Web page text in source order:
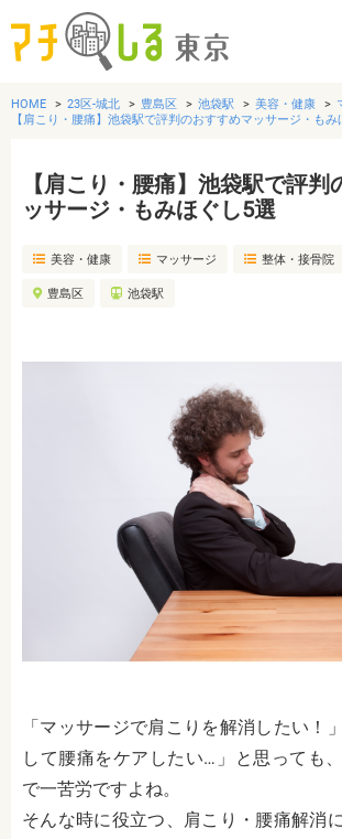
グルメ
美容・健康
HOME 23区-城北 豊島区 池袋駅 美容・健康
【肩こり・腰痛】池袋駅で評判のおすすめマッサージ・もみ
【肩こり・腰痛】池袋駅で評判
ッサージ・もみほぐし5選
美容・健康 マッサージ 整体・接骨院
豊島区 池袋駅
「マッサージで肩こりを解消したい！
して腰痛をケアしたい…」と思っても
で一苦労ですよね。
そんな時に役立つ、肩こり・腰痛解消